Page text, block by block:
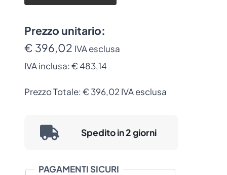
accessorio supporta le operazioni
soluzioni mobili robuste e affidabili per la
codici a barre e la comunicazione sul
campo.
Prezzo unitario:
€ 396,02 IVA esclusa
IVA inclusa: € 483,14
Prezzo Totale: € 396,02 IVA esclusa
Spedito in 2 giorni
PAGAMENTI SICURI